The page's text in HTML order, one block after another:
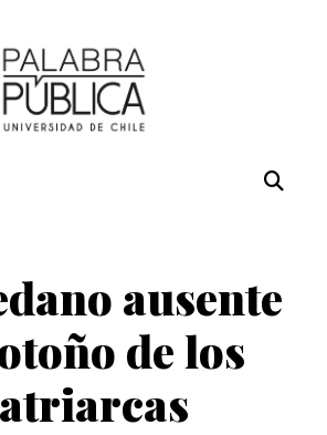
ausente
de los